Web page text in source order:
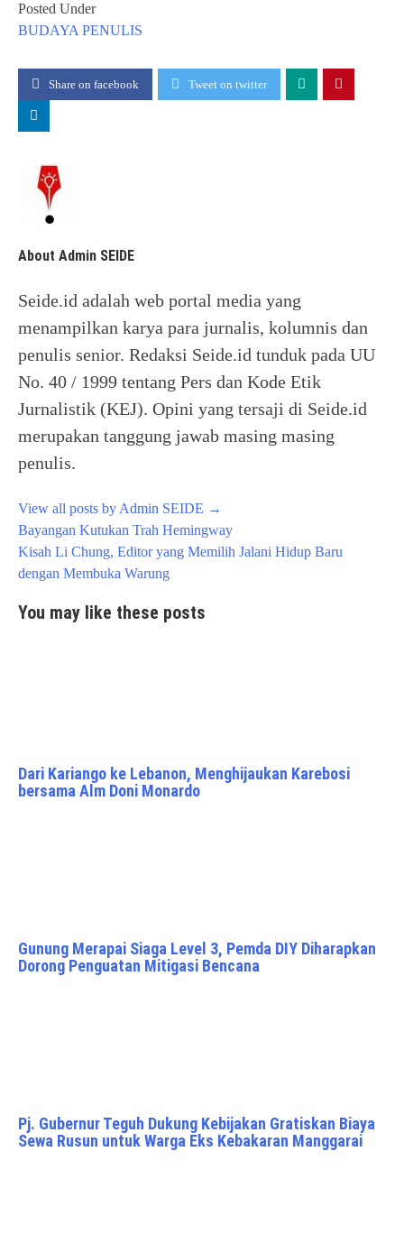
Posted Under
BUDAYA PENULIS
Share on facebook Tweet on twitter
About Admin SEIDE
Seide.id adalah web portal media yang
menampilkan karya para jurnalis, kolumnis dan
penulis senior. Redaksi Seide.id tunduk pada UU
No. 40 / 1999 tentang Pers dan Kode Etik
Jurnalistik (KEJ). Opini yang tersaji di Seide.id
merupakan tanggung jawab masing masing
penulis.
View all posts by Admin SEIDE →
Post
navigation
Bayangan Kutukan Trah Hemingway
Kisah Li Chung, Editor yang Memilih Jalani Hidup Baru
dengan Membuka Warung
You may like these posts
Dari Kariango ke Lebanon, Menghijaukan Karebosi
bersama Alm Doni Monardo
Gunung Merapai Siaga Level 3, Pemda DIY Diharapkan
Dorong Penguatan Mitigasi Bencana
Pj. Gubernur Teguh Dukung Kebijakan Gratiskan Biaya
Sewa Rusun untuk Warga Eks Kebakaran Manggarai